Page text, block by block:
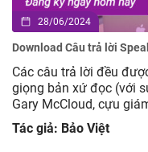
28/06/2024
Download Câu trả lời
Các câu trả lời đều
giọng bản xứ đọc (với
Gary McCloud, cựu
Mc IELTS) Cách học
câu trả lời của […]
Tác giả: Bảo Việt